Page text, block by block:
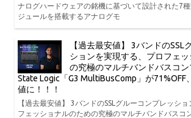
ナログハードウェアの銘機に基づいて設計された7
ジュールを搭載するアナログモ
【過去最安値】 3バンドのSSL
ションを実現する、プロフェ
の究極のマルチバンドバスコン
State Logic「G3 MultiBusComp」が71%OFF
値に！！！
【過去最安値】 3バンドのSSLグルーコンプレッシ
フェッショナルのための究極のマルチバンドバスコ